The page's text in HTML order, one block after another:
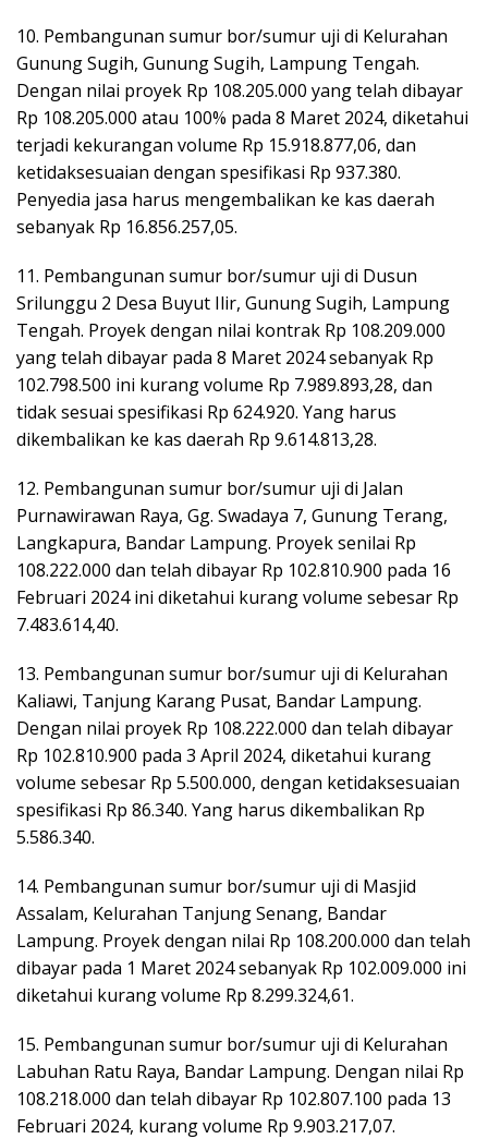
10. Pembangunan sumur bor/sumur uji di Kelurahan
Gunung Sugih, Gunung Sugih, Lampung Tengah.
Dengan nilai proyek Rp 108.205.000 yang telah dibayar
Rp 108.205.000 atau 100% pada 8 Maret 2024, diketahui
terjadi kekurangan volume Rp 15.918.877,06, dan
ketidaksesuaian dengan spesifikasi Rp 937.380.
Penyedia jasa harus mengembalikan ke kas daerah
sebanyak Rp 16.856.257,05.
11. Pembangunan sumur bor/sumur uji di Dusun
Srilunggu 2 Desa Buyut Ilir, Gunung Sugih, Lampung
Tengah. Proyek dengan nilai kontrak Rp 108.209.000
yang telah dibayar pada 8 Maret 2024 sebanyak Rp
102.798.500 ini kurang volume Rp 7.989.893,28, dan
tidak sesuai spesifikasi Rp 624.920. Yang harus
dikembalikan ke kas daerah Rp 9.614.813,28.
12. Pembangunan sumur bor/sumur uji di Jalan
Purnawirawan Raya, Gg. Swadaya 7, Gunung Terang,
Langkapura, Bandar Lampung. Proyek senilai Rp
108.222.000 dan telah dibayar Rp 102.810.900 pada 16
Februari 2024 ini diketahui kurang volume sebesar Rp
7.483.614,40.
13. Pembangunan sumur bor/sumur uji di Kelurahan
Kaliawi, Tanjung Karang Pusat, Bandar Lampung.
Dengan nilai proyek Rp 108.222.000 dan telah dibayar
Rp 102.810.900 pada 3 April 2024, diketahui kurang
volume sebesar Rp 5.500.000, dengan ketidaksesuaian
spesifikasi Rp 86.340. Yang harus dikembalikan Rp
5.586.340.
14. Pembangunan sumur bor/sumur uji di Masjid
Assalam, Kelurahan Tanjung Senang, Bandar
Lampung. Proyek dengan nilai Rp 108.200.000 dan telah
dibayar pada 1 Maret 2024 sebanyak Rp 102.009.000 ini
diketahui kurang volume Rp 8.299.324,61.
15. Pembangunan sumur bor/sumur uji di Kelurahan
Labuhan Ratu Raya, Bandar Lampung. Dengan nilai Rp
108.218.000 dan telah dibayar Rp 102.807.100 pada 13
Februari 2024, kurang volume Rp 9.903.217,07.